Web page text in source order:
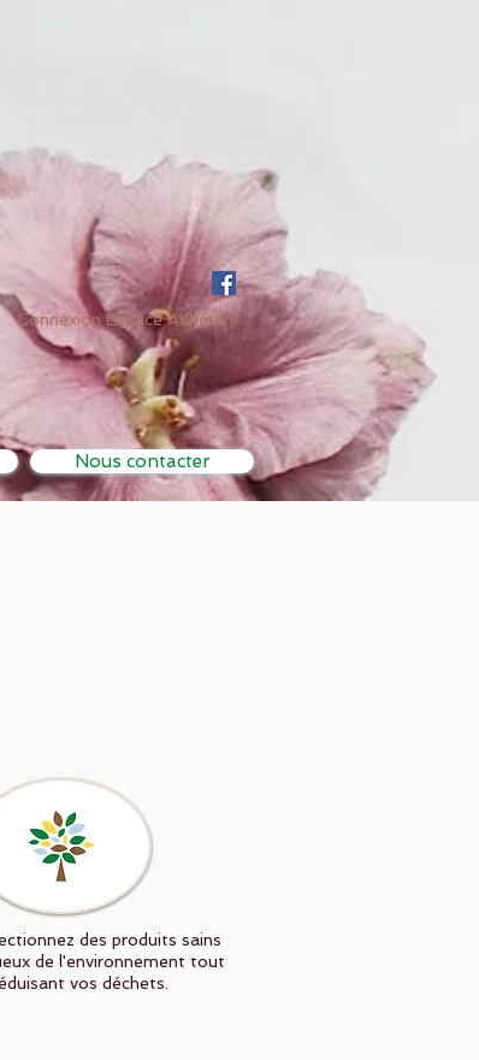
Connexion Espace Adhérent
Nous contacter
des produits sains
de l'environnement tout
vos déchets.